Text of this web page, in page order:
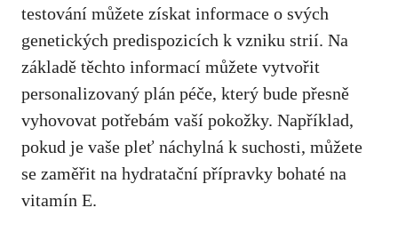
testování můžete získat informace o svých
genetických predispozicích k vzniku strií. Na
základě těchto informací můžete vytvořit
personalizovaný plán‍ péče, který bude přesně
vyhovovat potřebám​ vaší⁤ pokožky. Například,‌
pokud⁢ je vaše ​pleť ⁢náchylná k suchosti, můžete
se zaměřit na hydratační přípravky bohaté⁢ na
vitamín​ E.